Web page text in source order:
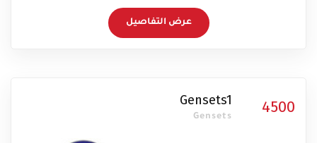
عرض التفاصيل
Gensets1
Gensets
4500